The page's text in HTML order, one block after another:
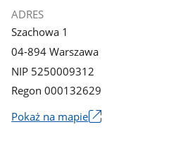
ADRES
Szachowa 1
04-894 Warszawa
NIP 5250009312
Regon 000132629
Pokaż na mapie